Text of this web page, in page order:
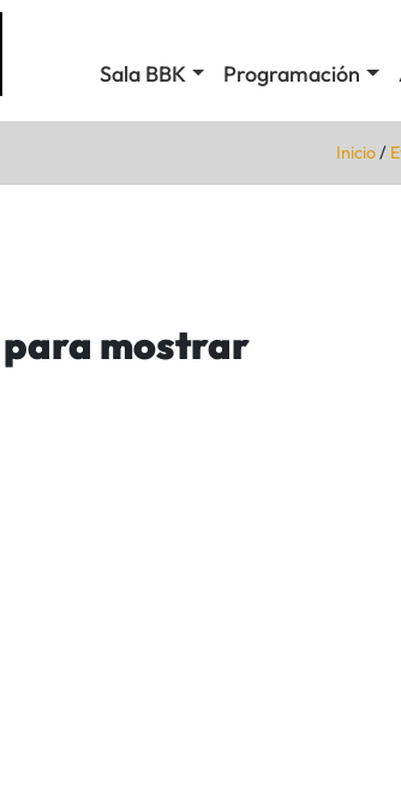
Sala BBK Programación
Inicio/
para mostrar